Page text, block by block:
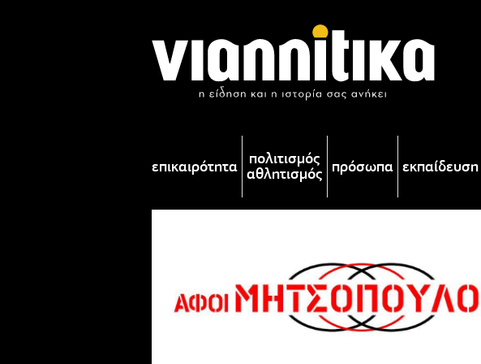
επικαιρότητα πολιτισμός
αθλητισμός πρόσωπα εκπαίδευση